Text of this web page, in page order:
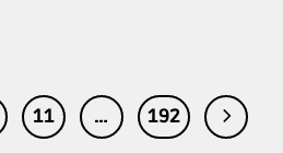
11 … 192